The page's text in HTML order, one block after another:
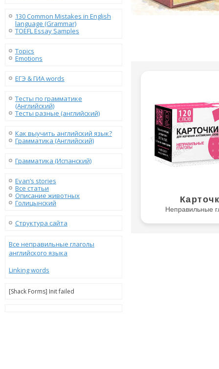
130 Сommon Mistakes in English
language (Grammar)
TOEFL Essay Samples
Topics
Emotions
ЕГЭ & ГИА words
Тесты по грамматике
(Английский)
Тесты разные (английский)
Как выучить английский язык?
Грамматика (Английский)
Грамматика (Испанский)
Evan’s stories
Все статьи
Описание животных
Голицынский
Структура сайта
Все неправильные глаголы
английского языка
Linking words
[Shack Forms] Init failed
Неправильные